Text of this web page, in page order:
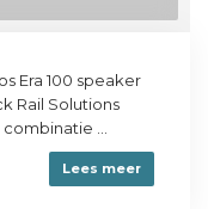
Era 100 speaker
Rail Solutions
...
Lees meer